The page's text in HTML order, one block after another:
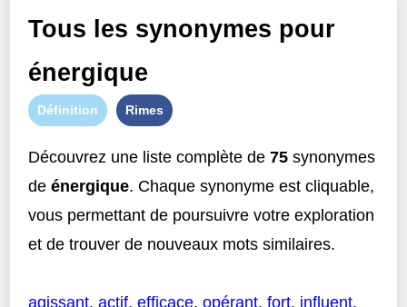
Tous les synonymes pour
énergique
Définition Rimes
Découvrez une liste complète de75 synonymes
deénergique. Chaque synonyme est cliquable,
vous permettant de poursuivre votre exploration
et de trouver de nouveaux mots similaires.
agissant,actif,efficace,opérant,fort, influent,